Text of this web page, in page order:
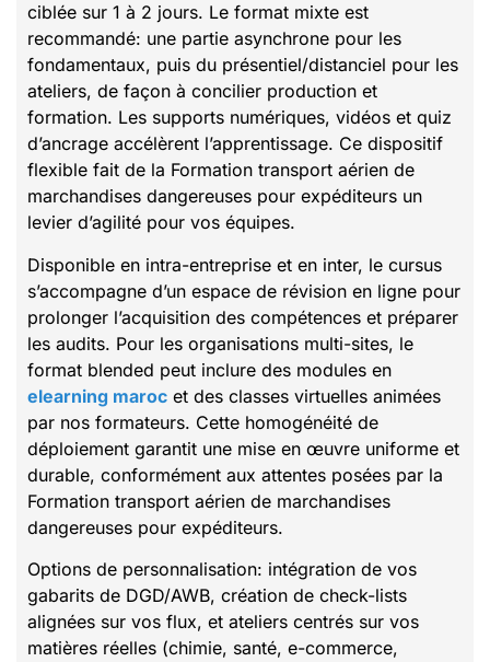
ciblée sur 1 à 2 jours. Le format mixte est
recommandé: une partie asynchrone pour les
fondamentaux, puis du présentiel/distanciel pour les
ateliers, de façon à concilier production et
formation. Les supports numériques, vidéos et quiz
d’ancrage accélèrent l’apprentissage. Ce dispositif
flexible fait de la Formation transport aérien de
marchandises dangereuses pour expéditeurs un
levier d’agilité pour vos équipes.
Disponible en intra-entreprise et en inter, le cursus
s’accompagne d’un espace de révision en ligne pour
prolonger l’acquisition des compétences et préparer
les audits. Pour les organisations multi-sites, le
format blended peut inclure des modules en
elearning maroc et des classes virtuelles animées
par nos formateurs. Cette homogénéité de
déploiement garantit une mise en œuvre uniforme et
durable, conformément aux attentes posées par la
Formation transport aérien de marchandises
dangereuses pour expéditeurs.
Options de personnalisation: intégration de vos
gabarits de DGD/AWB, création de check-lists
alignées sur vos flux, et ateliers centrés sur vos
matières réelles (chimie, santé, e-commerce,